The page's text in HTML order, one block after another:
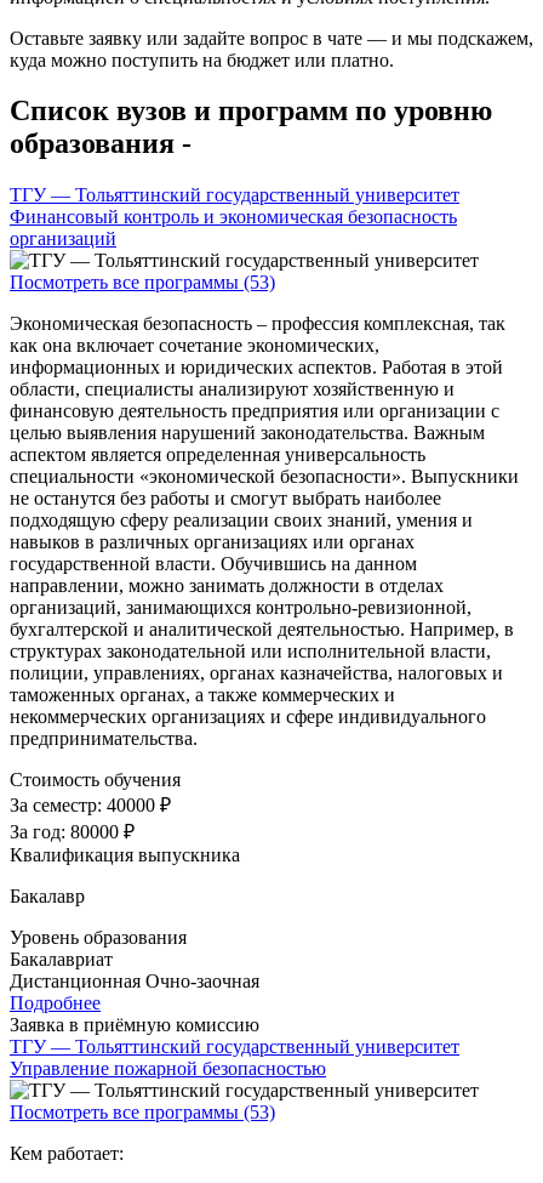
Оставьте заявку или задайте вопрос в чате — и мы подскажем,
куда можно поступить на бюджет или платно.
Список вузов и программ по уровню
образования -
ТГУ — Тольяттинский государственный университет
Финансовый контроль и экономическая безопасность
организаций
Посмотреть все программы (53)
Экономическая безопасность – профессия комплексная, так
как она включает сочетание экономических,
информационных и юридических аспектов. Работая в этой
области, специалисты анализируют хозяйственную и
финансовую деятельность предприятия или организации с
целью выявления нарушений законодательства. Важным
аспектом является определенная универсальность
специальности «экономической безопасности». Выпускники
не останутся без работы и смогут выбрать наиболее
подходящую сферу реализации своих знаний, умения и
навыков в различных организациях или органах
государственной власти. Обучившись на данном
направлении, можно занимать должности в отделах
организаций, занимающихся контрольно-ревизионной,
бухгалтерской и аналитической деятельностью. Например, в
структурах законодательной или исполнительной власти,
полиции, управлениях, органах казначейства, налоговых и
таможенных органах, а также коммерческих и
некоммерческих организациях и сфере индивидуального
предпринимательства.
Стоимость обучения
За семестр: 40000 ₽
За год: 80000 ₽
Квалификация выпускника
Бакалавр
Уровень образования
Бакалавриат
Дистанционная Очно-заочная
Подробнее
Заявка в приёмную комиссию
ТГУ — Тольяттинский государственный университет
Управление пожарной безопасностью
Посмотреть все программы (53)
Кем работает: